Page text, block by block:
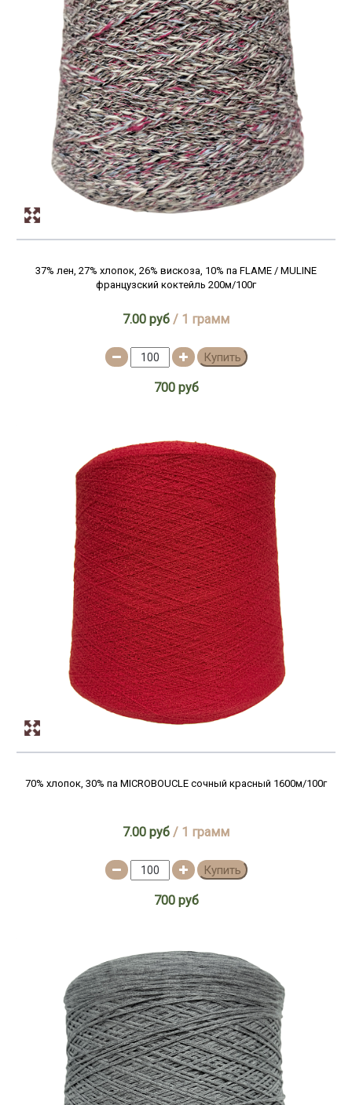
37% лен, 27% хлопок, 26% вискоза, 10% па FLAME / MULINE
французский коктейль 200м/100г
7.00 руб / 1 грамм
Купить
700 руб
70% хлопок, 30% па MICROBOUCLE сочный красный 1600м/100г
7.00 руб / 1 грамм
Купить
700 руб